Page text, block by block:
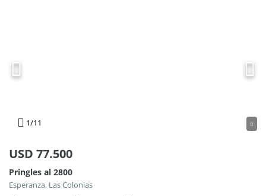
1/11 0
USD 77.500
Pringles al 2800
Esperanza, Las Colonias